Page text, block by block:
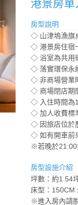
港景房
房型說明
◇ 山津塢漁旗
◇ 港景房住宿
◇ 浴室為共用
◇ 落實環保永
◇ 非商場營業
◇ 商場閉店期
◇ 入住時間為
◇ 加人收費標
◇ 因旅店位於
◇ 如有開車前
※若晚於21:00
房型設施介紹
坪數：約1.54
床型：150CM
※進入房內請